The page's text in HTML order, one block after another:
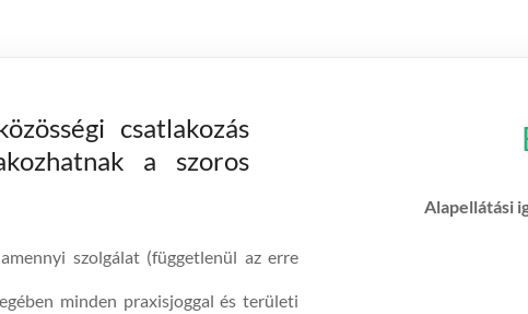
csatlakozás
a szoros
szolgálat (függetlenül az erre
minden praxisjoggal és területi
Alapellátási